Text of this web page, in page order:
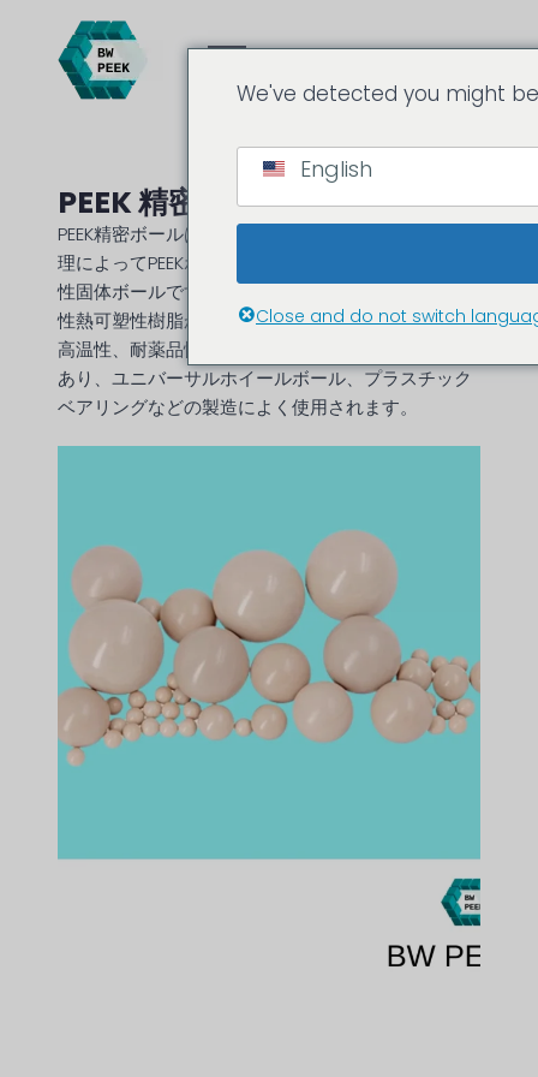
PEEK 精密ボール
PEEK精密ボールは、射出成形またはCNC機械加工処
理によってPEEKポリマーから作られた一種の熱可塑
性固体ボールです。この種類の精密ボールは半結晶
性熱可塑性樹脂から作られ、独特の機械的特性、耐
高温性、耐薬品性があり、軽量であるなどの利点が
あり、ユニバーサルホイールボール、プラスチック
ベアリングなどの製造によく使用されます。
We've detected you might
English
Close and do not switch